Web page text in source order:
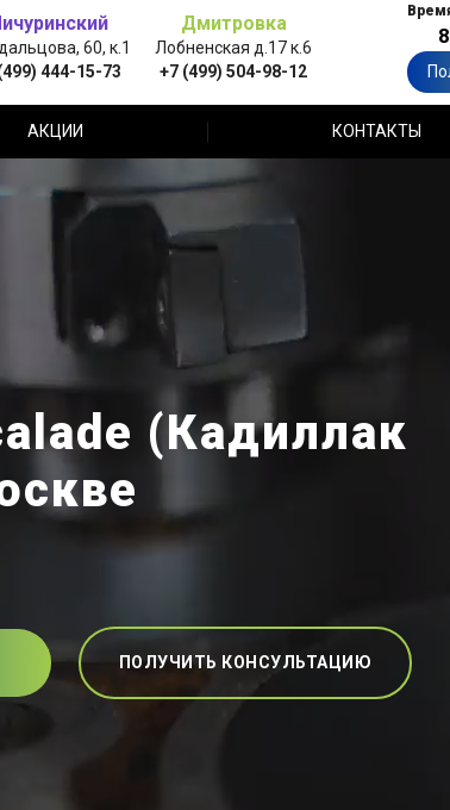
60, к.1
444-15-73
Дмитровка
Лобненская д.17 к.6
+7 (499) 504-98-12
АКЦИИ КОНТАКТЫ
(Кадиллак
ПОЛУЧИТЬ КОНСУЛЬТАЦИЮ